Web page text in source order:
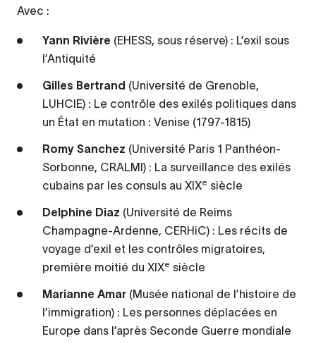
Avec :
Yann Rivière (EHESS, sous réserve) : L’exil sous
l’Antiquité
Gilles Bertrand (Université de Grenoble,
LUHCIE) : Le contrôle des exilés politiques dans
un État en mutation : Venise (1797-1815)
Romy Sanchez (Université Paris 1 Panthéon-
Sorbonne, CRALMI) : La surveillance des exilés
cubains par les consuls au XIXe siècle
Delphine Diaz (Université de Reims
Champagne-Ardenne, CERHiC) : Les récits de
voyage d’exil et les contrôles migratoires,
première moitié du XIXe siècle
Marianne Amar (Musée national de l’histoire de
l’immigration) : Les personnes déplacées en
Europe dans l’après Seconde Guerre mondiale